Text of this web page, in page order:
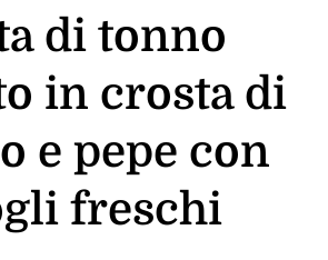
di tonno
in crosta di
e pepe con
freschi